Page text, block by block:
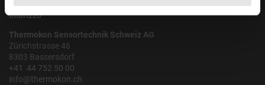
Indirizzo
Thermokon Sensortechnik Schweiz AG
Zürichstrasse 46
8303 Bassersdorf
+41 44 752 50 00
info@thermokon.ch